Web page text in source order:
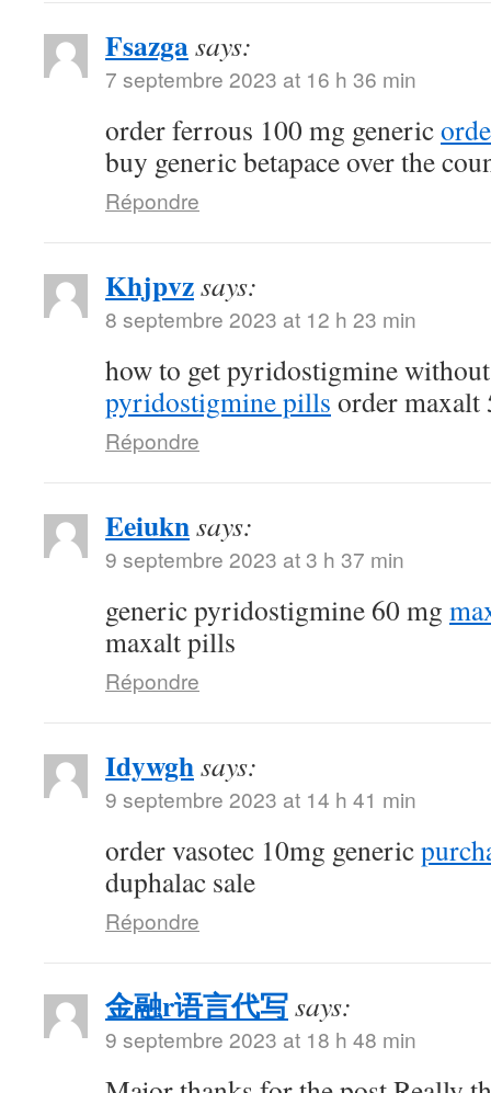
Fsazgasays:
7 septembre 2023 at 16 h 36 min
order ferrous 100 mg generic
buy generic betapace over the
Répondre
Khjpvzsays:
8 septembre 2023 at 12 h 23 min
how to get pyridostigmine
pyridostigmine pills order
Répondre
Eeiuknsays:
9 septembre 2023 at 3 h 37 min
generic pyridostigmine 60 mg
maxalt pills
Répondre
Idywghsays:
9 septembre 2023 at 14 h 41 min
order vasotec 10mg generic
duphalac sale
Répondre
金融r语言代写says:
9 septembre 2023 at 18 h 48 min